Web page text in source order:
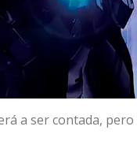
a ser contada, pero